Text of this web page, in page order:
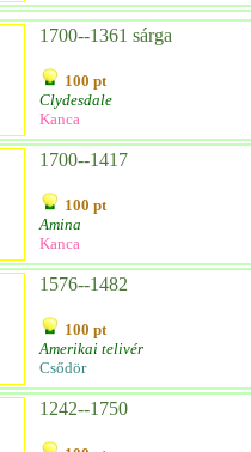
1700--1361 sárga
100 pt
Clydesdale
Kanca
1700--1417
100 pt
Amina
Kanca
1576--1482
100 pt
Amerikai telivér
Csődör
1242--1750